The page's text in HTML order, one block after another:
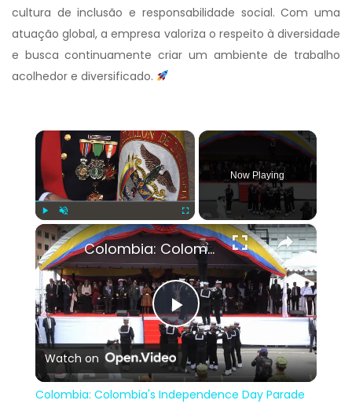
cultura de inclusão e responsabilidade social. Com uma
atuação global, a empresa valoriza o respeito à diversidade
e busca continuamente criar um ambiente de trabalho
acolhedor e diversificado.
×
Play Unmute Fullscreen
Now Playing
×
Play
Video
Colombia: Colombia's Independence Day Parade in Bogota.
Watch on
Colombia: Colombia's Independence Day Parade